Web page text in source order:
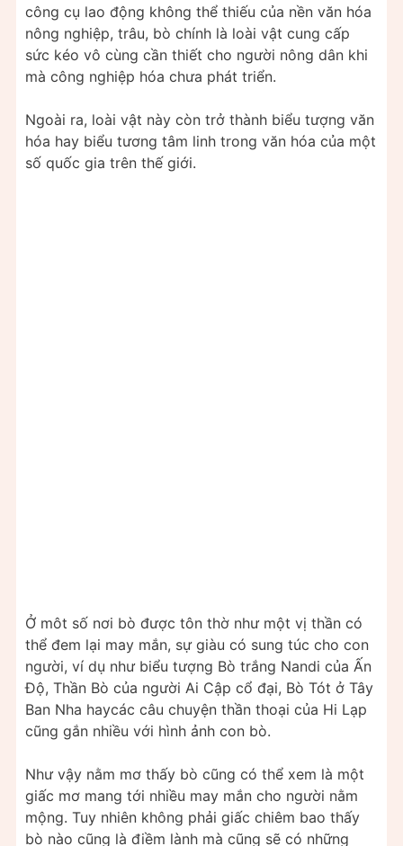
công cụ lao động không thể thiếu của nền văn hóa
nông nghiệp, trâu, bò chính là loài vật cung cấp
sức kéo vô cùng cần thiết cho người nông dân khi
mà công nghiệp hóa chưa phát triển.
Ngoài ra, loài vật này còn trở thành biểu tượng văn
hóa hay biểu tương tâm linh trong văn hóa của một
số quốc gia trên thế giới.
Ở môt số nơi bò được tôn thờ như một vị thần có
thể đem lại may mắn, sự giàu có sung túc cho con
người, ví dụ như biểu tượng Bò trắng Nandi của Ấn
Độ, Thần Bò của người Ai Cập cổ đại, Bò Tót ở Tây
Ban Nha haycác câu chuyện thần thoại của Hi Lạp
cũng gắn nhiều với hình ảnh con bò.
Như vậy nằm mơ thấy bò cũng có thể xem là một
giấc mơ mang tới nhiều may mắn cho người nằm
mộng. Tuy nhiên không phải giấc chiêm bao thấy
bò nào cũng là điềm lành mà cũng sẽ có những